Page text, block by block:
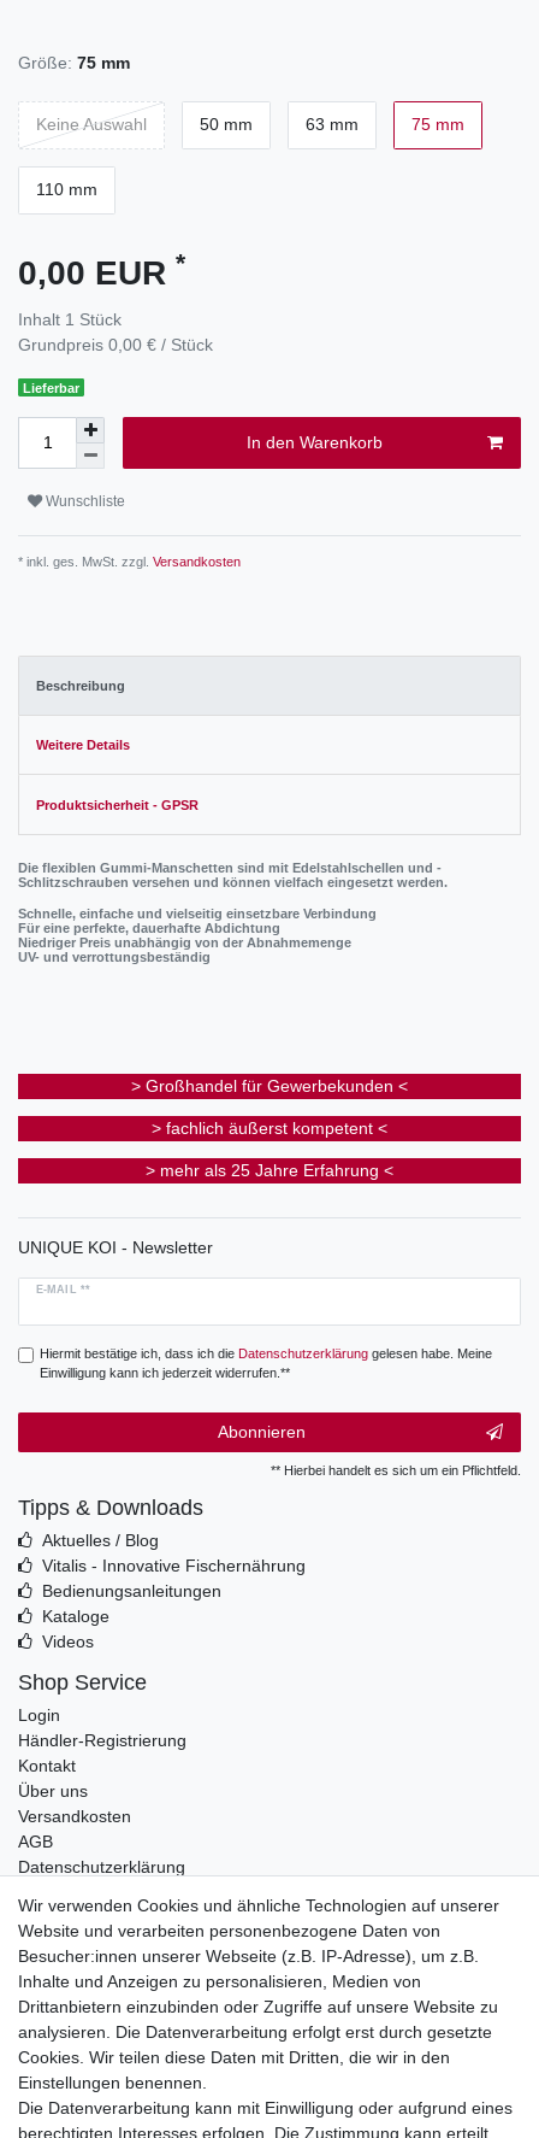
Größe: 75 mm
Keine Auswahl 50 mm 63 mm 75 mm
110 mm
0,00 EUR *
Inhalt 1 Stück
Grundpreis 0,00 € / Stück
Lieferbar
In den Warenkorb
Wunschliste
* inkl. ges. MwSt. zzgl. Versandkosten
Beschreibung
Weitere Details
Produktsicherheit - GPSR
Die flexiblen Gummi-Manschetten sind mit Edelstahlschellen und -
Schlitzschrauben versehen und können vielfach eingesetzt werden.
Schnelle, einfache und vielseitig einsetzbare Verbindung
Für eine perfekte, dauerhafte Abdichtung
Niedriger Preis unabhängig von der Abnahmemenge
UV- und verrottungsbeständig
> Großhandel für Gewerbekunden <
> fachlich äußerst kompetent <
> mehr als 25 Jahre Erfahrung <
UNIQUE KOI - Newsletter
E-MAIL **
Hiermit bestätige ich, dass ich die Daten­schutz­erklärunggelesen habe. Meine
Einwilligung kann ich jederzeit widerrufen.**
Abonnieren
** Hierbei handelt es sich um ein Pflichtfeld.
Tipps & Downloads
Aktuelles / Blog
Vitalis - Innovative Fischernährung
Bedienungsanleitungen
Kataloge
Videos
Shop Service
Login
Händler-Registrierung
Kontakt
Über uns
Versandkosten
AGB
Datenschutzerklärung
Telefonische Beratung und Unterstützung für Händler unter:
+49 2851 5895-0
Montag - Donnerstag: 08.00 - 16.30 Uhr
Freitag: 08.00 - 16.00 Uhr
Wir sind ein Großhandel, bitte wenden Sie sich als
Endkunde direkt an Ihren örtlichen Fachhändler. Vielen
Wir verwenden Cookies und ähnliche Technologien auf unserer
Website und verarbeiten personenbezogene Daten von
Besucher:innen unserer Webseite (z.B. IP-Adresse), um z.B.
Inhalte und Anzeigen zu personalisieren, Medien von
Drittanbietern einzubinden oder Zugriffe auf unsere Website zu
analysieren. Die Datenverarbeitung erfolgt erst durch gesetzte
Cookies. Wir teilen diese Daten mit Dritten, die wir in den
Einstellungen benennen.
Die Datenverarbeitung kann mit Einwilligung oder aufgrund eines
berechtigten Interesses erfolgen. Die Zustimmung kann erteilt